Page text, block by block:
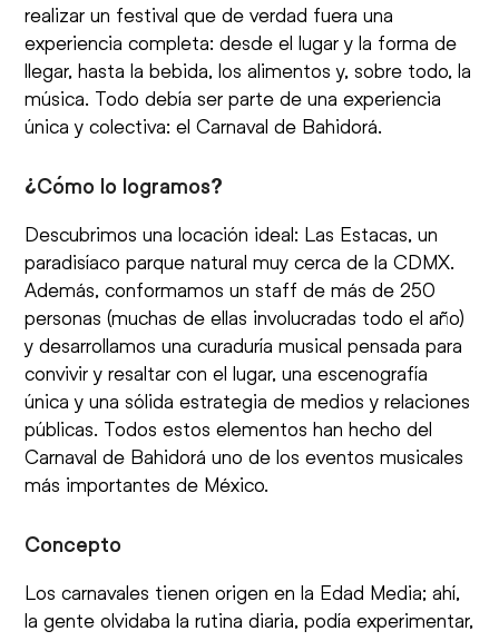
realizar un festival que de verdad fuera una
experiencia completa: desde el lugar y la forma de
llegar, hasta la bebida, los alimentos y, sobre todo, la
música. Todo debía ser parte de una experiencia
única y colectiva: el Carnaval de Bahidorá.
¿Cómo lo logramos?
Descubrimos una locación ideal: Las Estacas, un
paradisíaco parque natural muy cerca de la CDMX.
Además, conformamos un staff de más de 250
personas (muchas de ellas involucradas todo el año)
y desarrollamos una curaduría musical pensada para
convivir y resaltar con el lugar, una escenografía
única y una sólida estrategia de medios y relaciones
públicas. Todos estos elementos han hecho del
Carnaval de Bahidorá uno de los eventos musicales
más importantes de México.
Concepto
Los carnavales tienen origen en la Edad Media; ahí,
la gente olvidaba la rutina diaria, podía experimentar,